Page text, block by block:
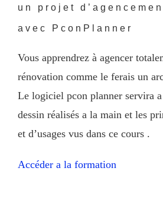
un projet
avec PconPlanner
Vous apprendrez à agencer
rénovation comme le ferais un
Le logiciel pcon planner servira
dessin réalisés a la main et les
et d’usages vus dans ce cours .
Accéder a la formation